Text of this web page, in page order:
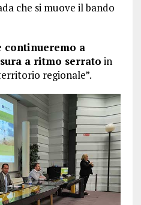
che si muove il bando
continueremo a
a ritmo serrato in
regionale”.